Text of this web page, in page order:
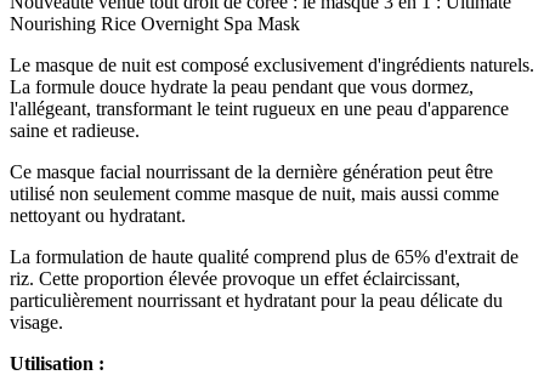
Nourishing Rice Overnight Spa Mask
Le masque de nuit est composé exclusivement d'ingrédients naturels.
La formule douce hydrate la peau pendant que vous dormez,
l'allégeant, transformant le teint rugueux en une peau d'apparence
saine et radieuse.
Ce masque facial nourrissant de la dernière génération peut être
utilisé non seulement comme masque de nuit, mais aussi comme
nettoyant ou hydratant.
La formulation de haute qualité comprend plus de 65% d'extrait de
riz. Cette proportion élevée provoque un effet éclaircissant,
particulièrement nourrissant et hydratant pour la peau délicate du
visage.
Utilisation :